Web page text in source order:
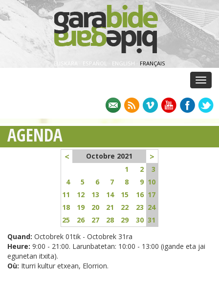
EUSKARA ESPAÑOL · ENGLISH · FRANÇAIS
AGENDA
< Octobre 2021 >
1 2
3
4
5 6 7 8 9 10
11
12 13 14 15 16 17
18
19 20 21 22 23 24
25
26 27 28 29 30 31
Quand: Octobrek 01tik - Octobrek 31ra
Heure: 9:00 - 21:00. Larunbatetan: 10:00 - 13:00 (igande eta jai
egunetan itxita).
Où: Iturri kultur etxean, Elorrion.